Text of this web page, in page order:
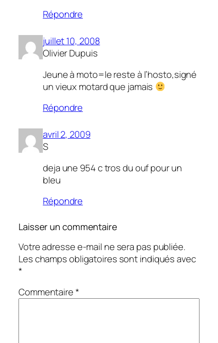
Répondre
juillet 10, 2008
Olivier Dupuis
Jeune à moto=le reste à l’hosto,signé
un vieux motard que jamais
Répondre
avril 2, 2009
S
deja une 954 c tros du ouf pour un
bleu
Répondre
Laisser un commentaire
Votre adresse e-mail ne sera pas publiée.
Les champs obligatoires sont indiqués avec
*
Commentaire*